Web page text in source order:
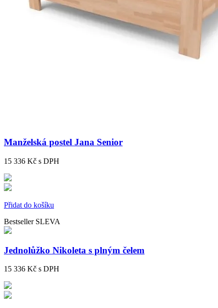
Manželská postel Jana Senior
15 336 Kč s DPH
Přidat do košíku
Bestseller SLEVA
Jednolůžko Nikoleta s plným čelem
15 336 Kč s DPH